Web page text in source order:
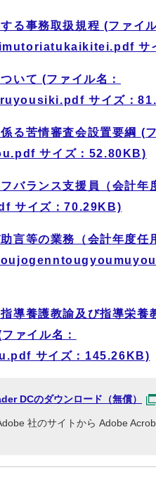
る事務取扱規程 (ファイル
サ
いて (ファイル名：
サイズ：
る苦情審査会設置要綱 (
サイズ：52.80KB)
バランス支援員（会計年
サイズ：70.29KB)
言等の業務（会計年度任
導養護教諭及び指導栄養
ァイル名：
サイズ：145.26KB)
DCのダウンロード（無償）
社のサイトから Adobe